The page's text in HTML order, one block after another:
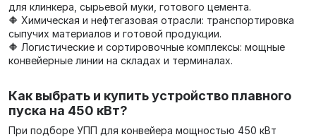
для клинкера, сырьевой муки, готового цемента.
🔶 Химическая и нефтегазовая отрасли: транспортировка
сыпучих материалов и готовой продукции.
🔶 Логистические и сортировочные комплексы: мощные
конвейерные линии на складах и терминалах.
Как выбрать и купить устройство плавного
пуска на 450 кВт?
При подборе УПП для конвейера мощностью 450 кВт